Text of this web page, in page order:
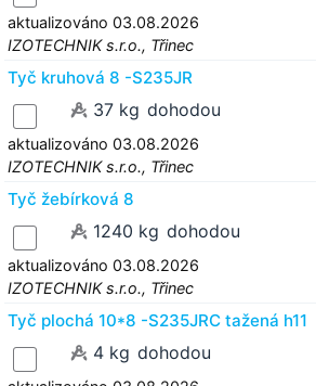
aktualizováno 03.08.2026
IZOTECHNIK s.r.o., Třinec
Tyč kruhová 8 -S235JR
37 kg dohodou
aktualizováno 03.08.2026
IZOTECHNIK s.r.o., Třinec
Tyč žebírková 8
1240 kg dohodou
aktualizováno 03.08.2026
IZOTECHNIK s.r.o., Třinec
Tyč plochá 10*8 -S235JRC tažená h11
4 kg dohodou